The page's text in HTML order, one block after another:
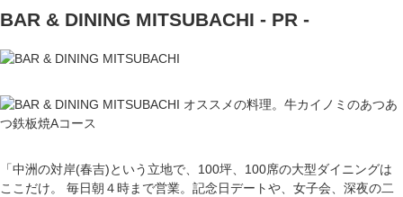
BAR & DINING MITSUBACHI - PR -
「中洲の対岸(春吉)という立地で、100坪、100席の大型ダイニングは
ここだけ。 毎日朝４時まで営業。記念日デートや、女子会、深夜の二